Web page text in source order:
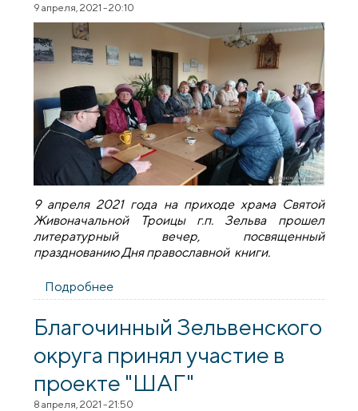
9 апреля, 2021 - 20:10
9 апреля 2021 года на приходе храма Святой
Живоначальной Троицы г.п. Зельва прошел
литературный вечер, посвященный
празднованию Дня православной книги.
Подробнее
посвященный празднованию Дня
православной книги
Благочинный Зельвенского
округа принял участие в
проекте "ШАГ"
8 апреля, 2021 - 21:50